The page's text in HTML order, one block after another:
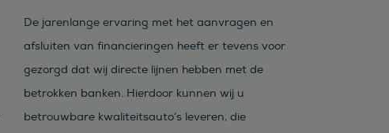
De jarenlange ervaring met het aanvragen en
afsluiten van financieringen heeft er tevens voor
gezorgd dat wij directe lijnen hebben met de
betrokken banken. Hierdoor kunnen wij u
betrouwbare kwaliteitsauto’s leveren, die